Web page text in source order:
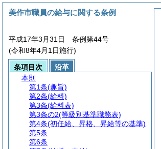
美作市職員の給与に関する条例
平成17年3月31日 条例第44号
(令和8年4月1日施行)
条項目次
沿革
本則
第1条(趣旨)
第2条(給料)
第3条(給料表)
第3条の2(等級別基準職務表)
第4条(初任給、昇格、昇給等の基準)
第5条
第6条